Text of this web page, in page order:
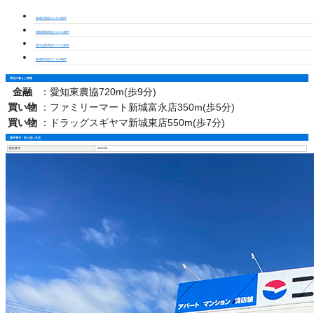
新城市周辺の１Ｋの物件
東新町駅周辺の１Ｋの物件
茶臼山駅周辺の１Ｋの物件
新城駅周辺の１Ｋの物件
周辺の暮らし情報
金融 ： 愛知東農協720m(歩9分)
買い物
： ファミリーマート新城富永店350m(歩5分)
買い物
： ドラッグスギヤマ新城東店550m(歩7分)
物件番号・取り扱い支店
物件番号 5401750